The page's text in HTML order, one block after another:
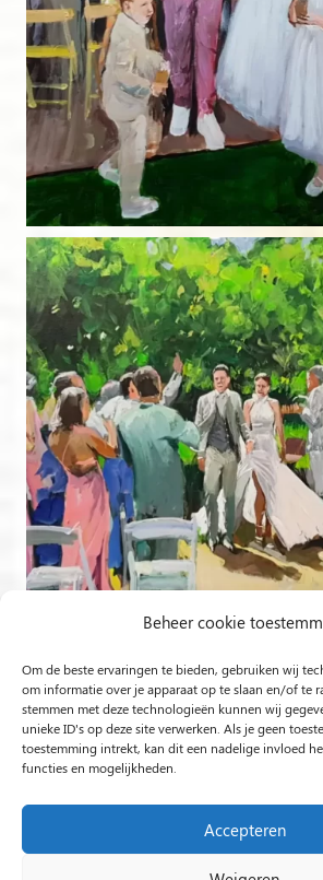
Beheer cookie
Om de beste ervaringen te bieden, gebruiken wij
om informatie over je apparaat op te slaan en/of te
stemmen met deze technologieën kunnen wij
unieke ID's op deze site verwerken. Als je geen
toestemming intrekt, kan dit een nadelige invloed
functies en mogelijkheden.
Accepteren
Follow on
Rob Jacobs from ‘s-Hertogenbosch is a
‘Live Event Painter’, painting moved